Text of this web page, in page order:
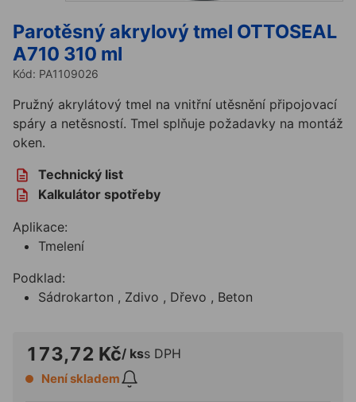
Parotěsný akrylový tmel OTTOSEAL
A710 310 ml
Kód: PA1109026
Pružný akrylátový tmel na vnitřní utěsnění připojovací
spáry a netěsností. Tmel splňuje požadavky na montáž
oken.
Technický list
Kalkulátor spotřeby
Aplikace:
Tmelení
Podklad:
Sádrokarton , Zdivo , Dřevo , Beton
173,72 Kč/ kss DPH
Není skladem